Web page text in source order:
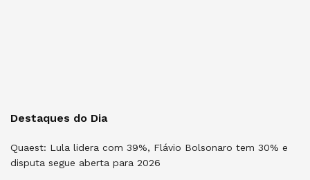
Destaques do Dia
Quaest: Lula lidera com 39%, Flávio Bolsonaro tem 30% e
disputa segue aberta para 2026